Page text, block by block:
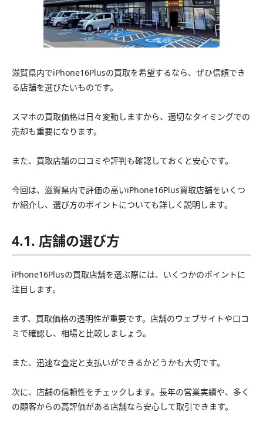
滋賀県内でiPhone16Plusの買取を希望するなら、ぜひ信頼でき
る店舗を選びたいものです。
スマホの買取価格は日々変動しますから、適切なタイミングでの
売却も重要になります。
また、買取店舗の口コミや評判も確認しておくと安心です。
今回は、滋賀県内で評価の高いiPhone16Plus買取店舗をいくつ
か紹介し、選び方のポイントについても詳しく説明します。
4.1. 店舗の選び方
iPhone16Plusの買取店舗を選ぶ際には、いくつかのポイントに
注目します。
まず、買取価格の透明性が重要です。店舗のウェブサイトや口コ
ミで確認し、相場と比較しましょう。
また、迅速な査定と支払いができるかどうかも大切です。
次に、店舗の信頼性をチェックします。長年の営業実績や、多く
の顧客からの高評価がある店舗なら安心して取引できます。